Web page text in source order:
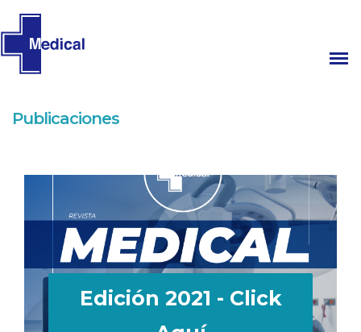
Publicaciones
Edición 2021 - Click